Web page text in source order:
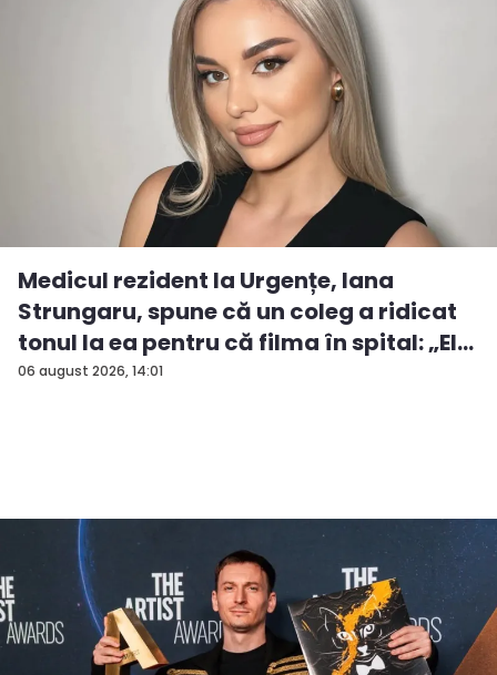
06 august 2026, 14:01
Medicul rezident la Urgențe, Iana
Strungaru, spune că un coleg a ridicat
tonul la ea pentru că filma în spital: „El
a...